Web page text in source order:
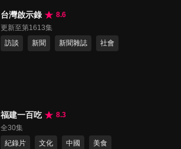
台灣啟示錄
8.6
更新至第1613集
訪談
新聞 新聞雜誌 社會
福建一百吃
8.3
全30集
紀錄片
文化 中國 美食